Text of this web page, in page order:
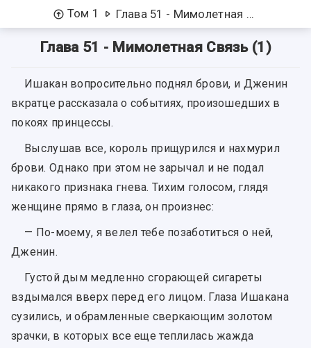
Том 1 Глава 51 - Мимолетная Связь (1)
Глава 51 - Мимолетная Связь (1)
Ишакан вопросительно поднял брови, и Дженин
вкратце рассказала о событиях, произошедших в
покоях принцессы.
Выслушав все, король прищурился и нахмурил
брови. Однако при этом не зарычал и не подал
никакого признака гнева. Тихим голосом, глядя
женщине прямо в глаза, он произнес:
— По-моему, я велел тебе позаботиться о ней,
Дженин.
Густой дым медленно сгорающей сигареты
вздымался вверх перед его лицом. Глаза Ишакана
сузились, и обрамленные сверкающим золотом
зрачки, в которых все еще теплилась жажда